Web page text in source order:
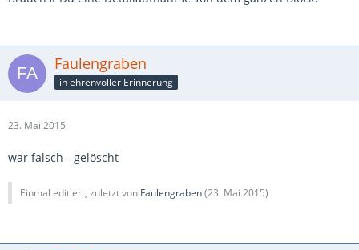
Faulengraben
in ehrenvoller Erinnerung
23. Mai 2015
war falsch - gelöscht
Einmal editiert, zuletzt von Faulengraben(23. Mai 2015)